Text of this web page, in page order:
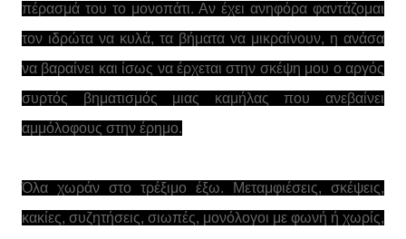
πέρασμά του το μονοπάτι. Αν έχει ανηφόρα φαντάζομαι
τον ιδρώτα να κυλά, τα βήματα να μικραίνουν, η ανάσα
να βαραίνει και ίσως να έρχεται στην σκέψη μου ο αργός
συρτός βηματισμός μιας καμήλας που ανεβαίνει
αμμόλοφους στην έρημο.
Όλα χωράν στο τρέξιμο έξω. Μεταμφιέσεις, σκέψεις,
κακίες, συζητήσεις, σιωπές, μονόλογοι με φωνή ή χωρίς,